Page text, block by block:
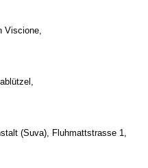
Viscione,
(Suva), Fluhmattstrasse 1,